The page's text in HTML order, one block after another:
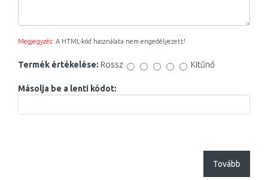
Megjegyzés: A HTML-kód használata nem engedélyezett!
Termék értékelése: Rossz Kitűnő
Másolja be a lenti kódot:
Tovább